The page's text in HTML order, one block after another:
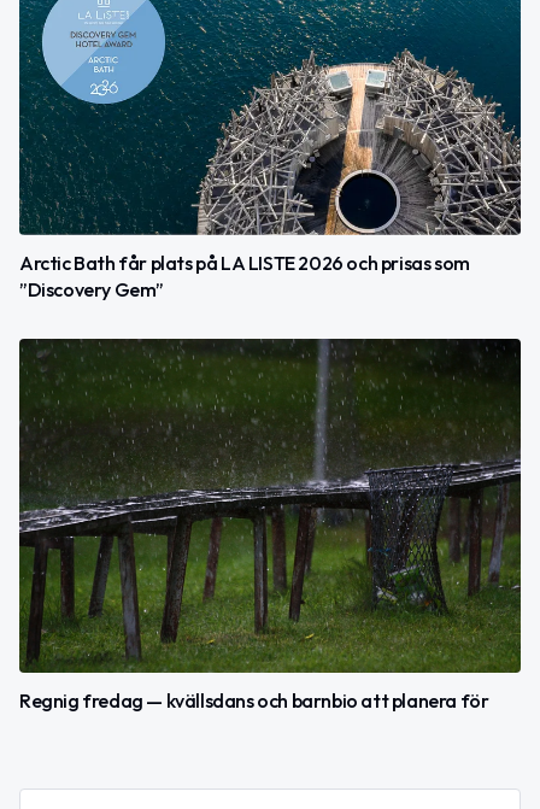
Arctic Bath får plats på LA LISTE 2026 och prisas som
”Discovery Gem”
Regnig fredag — kvällsdans och barnbio att planera för